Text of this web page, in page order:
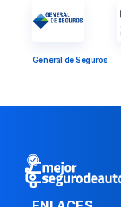
General de Seguros